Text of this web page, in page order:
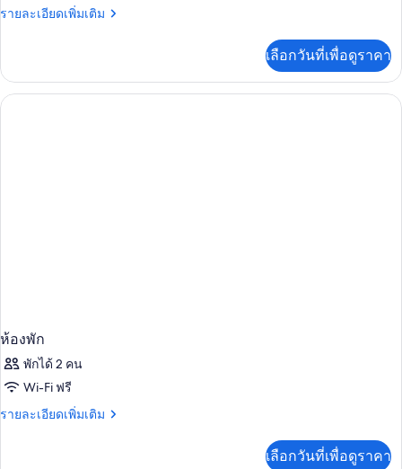
สแตนดาร์ด
เตียง
ใหญ่
รายละเอียดเพิ่มเติม
ราย
เกี่ยว
กับ
ห้อง
เลือกวันที่เพื่อดูราคา
ห้องพัก
พักได้ 2 คน
Wi-Fi ฟรี
รายละเอียดเพิ่มเติม
ราย
เลือกวันที่เพื่อดูราคา